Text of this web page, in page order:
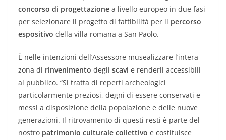
concorso di progettazione a livello europeo in due fasi
per selezionare il progetto di fattibilità per il percorso
espositivo della villa romana a San Paolo.
È nelle intenzioni dell’Assessore musealizzare l’intera
zona di rinvenimento degli scavi e renderli accessibili
al pubblico. “Si tratta di reperti archeologici
particolarmente preziosi, degni di essere conservati e
messi a disposizione della popolazione e delle nuove
generazioni. Il ritrovamento di questi resti è parte del
nostro patrimonio culturale collettivo e costituisce